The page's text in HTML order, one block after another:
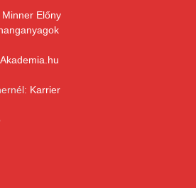
Minner Előny
Karrier